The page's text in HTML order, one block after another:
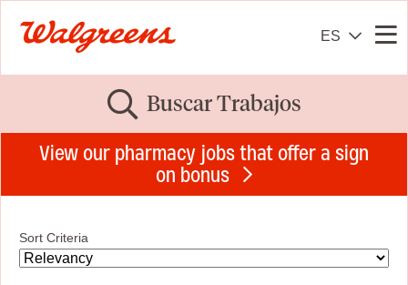
ES
Buscar Trabajos
View our pharmacy jobs that offer a sign
on bonus
Sort Criteria